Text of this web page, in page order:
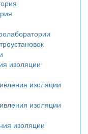
изоляции
изоляции
изоляции
изоляции